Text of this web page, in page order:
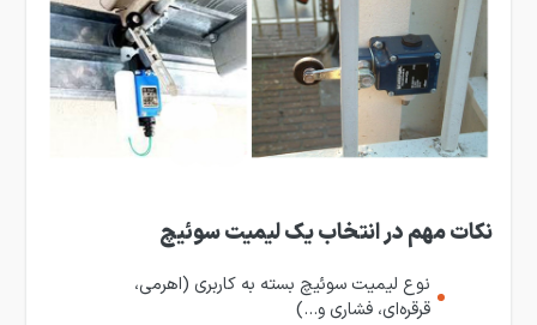
نکات مهم در انتخاب یک لیمیت سوئیچ
نوع لیمیت سوئیچ بسته به کاربری (اهرمی،
قرقره‌ای، فشاری و…)